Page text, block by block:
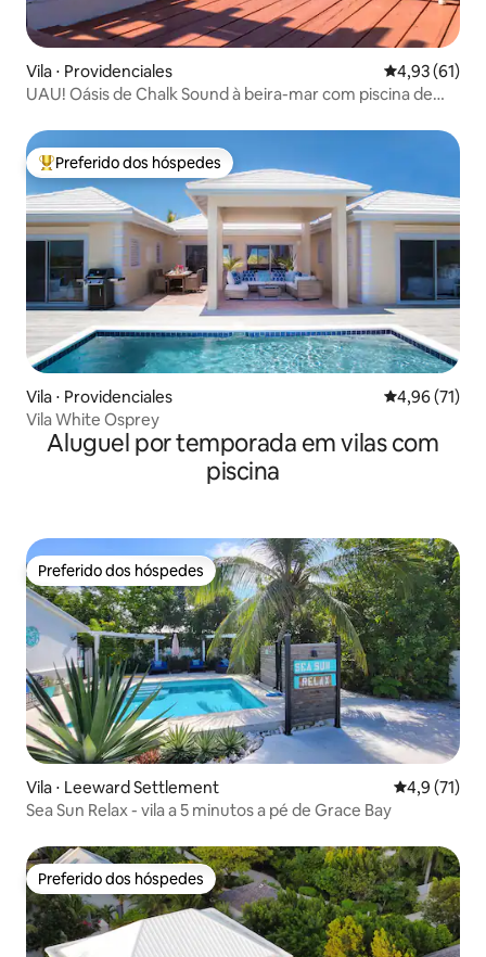
Vila ⋅ Providenciales 4,93 de uma
4,93 (61)
UAU! Oásis de Chalk Sound à beira-mar com piscina de
Entre os melhores preferidos dos hóspedes
Preferido dos hóspedes
Vila ⋅ Providenciales 4,96 de uma
4,96 (71)
Vila White Osprey
Aluguel por temporada em vilas com
piscina
Preferido dos hóspedes
Preferido dos hóspedes
Vila ⋅ Leeward Settlement 4,9 de uma
4,9 (71)
Sea Sun Relax - vila a 5 minutos a pé de Grace Bay
Preferido dos hóspedes
Preferido dos hóspedes